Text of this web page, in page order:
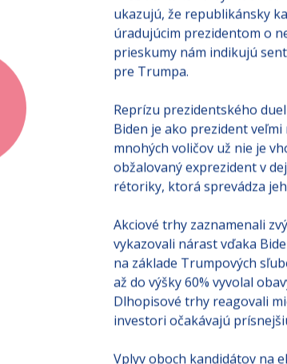
Prezidentské voľby v USA
ukazujú, že republikánsky
úradujúcim prezidentom o
prieskumy nám indikujú
Reprízu prezidentského
Biden je ako prezident
mnohých voličov už nie je
obžalovaný exprezident v
Akciové trhy zaznamenali
vykazovali nárast vďaka
na základe Trumpových
až do výšky 60% vyvolal
Dlhopisové trhy reagovali